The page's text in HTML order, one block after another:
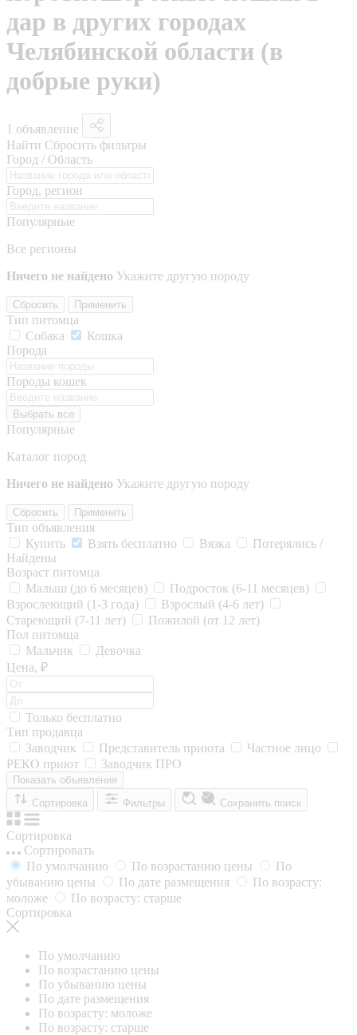
дар в других городах
Челябинской области (в
добрые руки)
1 объявление
Найти Сбросить фильтры
Город / Область
Город, регион
Популярные
Все регионы
Ничего не найдено Укажите другую породу
Сбросить Применить
Тип питомца
Собака
Кошка
Порода
Породы кошек
Выбрать все
Популярные
Каталог пород
Ничего не найдено Укажите другую породу
Сбросить Применить
Тип объявления
Купить
Взять бесплатно Вязка
Потерялись /
Найдены
Возраст питомца
Малыш (до 6 месяцев)
Подросток (6-11 месяцев)
Взрослеющий (1-3 года)
Взрослый (4-6 лет)
Стареющий (7-11 лет)
Пожилой (от 12 лет)
Пол питомца
Мальчик
Девочка
Цена, ₽
Только бесплатно
Тип продавца
Заводчик
Представитель приюта
Частное лицо
РЕКО приют
Заводчик ПРО
Показать объявления
Сортировка
Фильтры Сохранить поиск
Сортировка
Сортировать
По умолчанию
По возрастанию цены
По
убыванию цены
По дате размещения
По возрасту:
моложе
По возрасту: старше
Сортировка
По умолчанию
По возрастанию цены
По убыванию цены
По дате размещения
По возрасту: моложе
По возрасту: старше